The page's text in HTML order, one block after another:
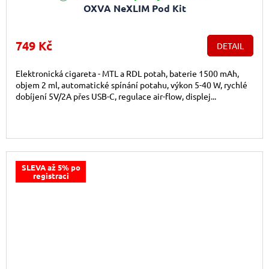
OXVA NeXLIM Pod Kit
749 Kč DETAIL
Elektronická cigareta - MTL a RDL potah, baterie 1500 mAh,
objem 2 ml, automatické spínání potahu, výkon 5-40 W, rychlé
dobíjení 5V/2A přes USB-C, regulace air-flow, displej...
SLEVA až 5% po
registraci